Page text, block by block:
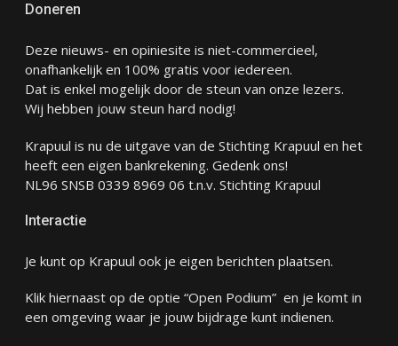
Doneren
Deze nieuws- en opiniesite is niet-commercieel,
onafhankelijk en 100% gratis voor iedereen.
Dat is enkel mogelijk door de steun van onze lezers.
Wij hebben jouw steun hard nodig!
Krapuul is nu de uitgave van de Stichting Krapuul en het
heeft een eigen bankrekening. Gedenk ons!
NL96 SNSB 0339 8969 06 t.n.v. Stichting Krapuul
Interactie
Je kunt op Krapuul ook je eigen berichten plaatsen.
Klik hiernaast op de optie “Open Podium” en je komt in
een omgeving waar je jouw bijdrage kunt indienen.